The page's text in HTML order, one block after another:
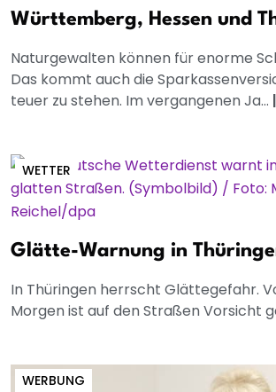
Württemberg, Hessen und
Naturgewalten können für enorme
Das kommt auch die
teuer zu stehen. Im vergangenen Ja... |
WETTER
Glätte-Warnung in
In Thüringen herrscht Glättegefahr.
Morgen ist auf den Straßen Vorsicht
WERBUNG